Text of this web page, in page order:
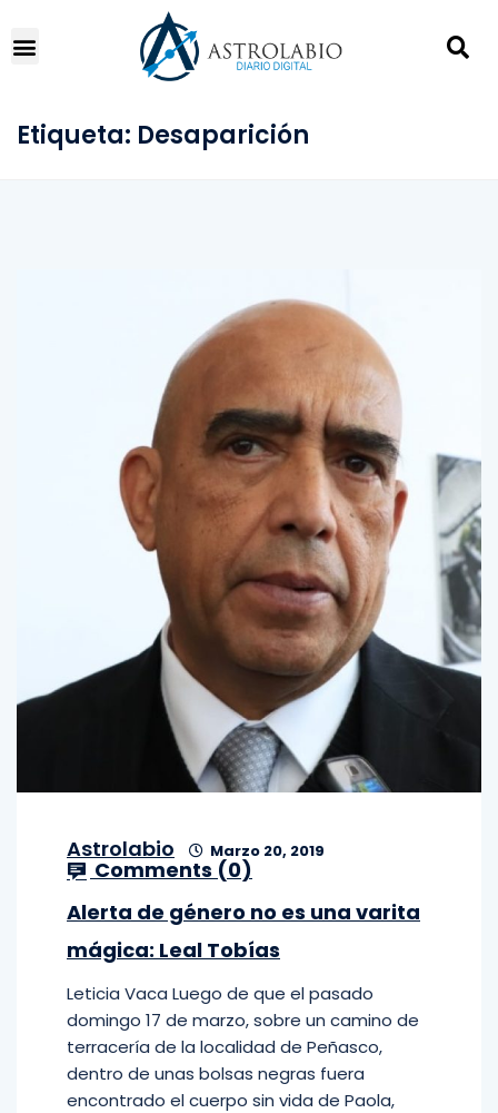
Etiqueta: Desaparición
Astrolabio Marzo 20, 2019
Comments (0)
Alerta de género no es una varita
mágica: Leal Tobías
Leticia Vaca Luego de que el pasado
domingo 17 de marzo, sobre un camino de
terracería de la localidad de Peñasco,
dentro de unas bolsas negras fuera
encontrado el cuerpo sin vida de Paola,